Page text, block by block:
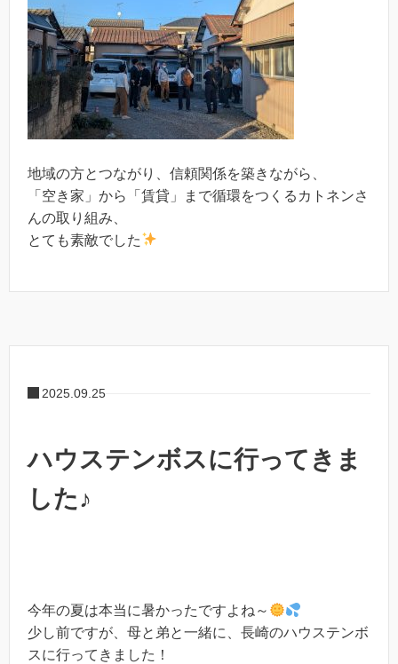
地域の方とつながり、信頼関係を築きながら、
「空き家」から「賃貸」まで循環をつくるカトネンさ
んの取り組み、
とても素敵でした
2025.09.25
ハウステンボスに行ってきま
した♪
今年の夏は本当に暑かったですよね～
少し前ですが、母と弟と一緒に、長崎のハウステンボ
スに行ってきました！